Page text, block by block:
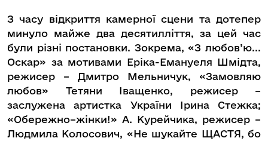
З часу відкриття камерної сцени та дотепер
минуло майже два десятилліття, за цей час
були різні постановки. Зокрема, «З любов’ю...
Оскар» за мотивами Еріка-Емануеля Шмідта,
режисер – Дмитро Мельничук, «Замовляю
любов» Тетяни Іващенко, режисер –
заслужена артистка України Ірина Стежка;
«Обережно–жінки!» А. Курейчика, режисер –
Людмила Колосович, «Не шукайте ЩАСТЯ, бо